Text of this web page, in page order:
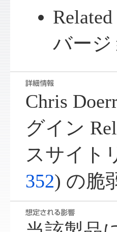
バージ
Chris
グイン
スサイト
352) の脆